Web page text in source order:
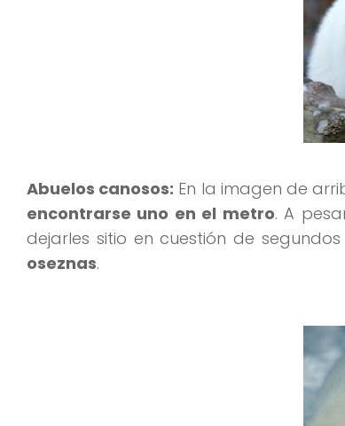
Abuelos canosos: En la imagen de
encontrarse uno en el metro. A
dejarles sitio en cuestión de
oseznas.